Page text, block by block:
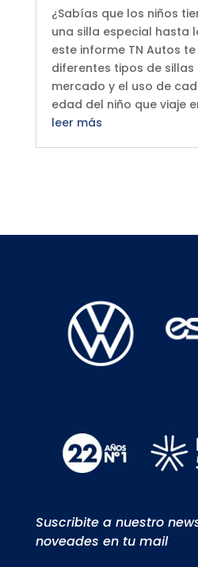
¿Sabías que los niños
una silla especial hasta
este informe TN Autos
diferentes tipos de sillas
mercado y el uso de
edad del niño que viaje
leer más
Suscribite a nuestro
noveades en tu mail